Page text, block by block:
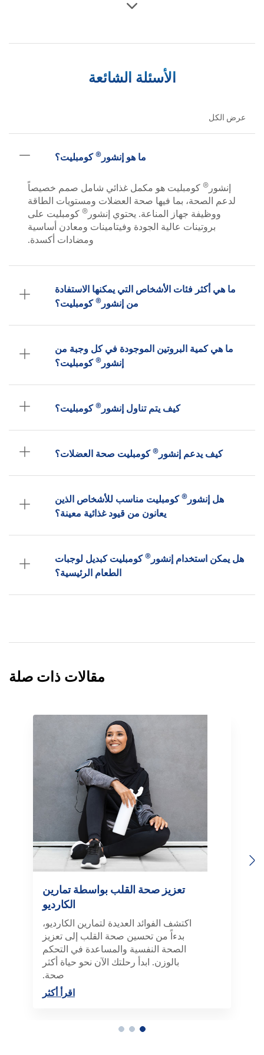
الأسئلة الشائعة
عرض الكل
ما هو إنشور®كومبليت؟
إنشور ® كومبليت هو مكمل غذائي شامل صمم خصيصاً
لدعم الصحة، بما فيها صحة العضلات ومستويات الطاقة
ووظيفة جهاز المناعة. يحتوي إنشور ® كومبليت على
بروتينات عالية الجودة وفيتامينات ومعادن أساسية
ومضادات أكسدة.
ما هي أكثر فئات الأشخاص التي يمكنها الاستفادة
من إنشور®كومبليت؟
ما هي كمية البروتين الموجودة في كل وجبة من
إنشور®كومبليت؟
كيف يتم تناول إنشور®كومبليت؟
كيف يدعم إنشور®كومبليت صحة العضلات؟
هل إنشور®كومبليت مناسب للأشخاص الذين
يعانون من قيود غذائية معينة؟
هل يمكن استخدام إنشور®كومبليت كبديل لوجبات
الطعام الرئيسية؟
مقالات ذات صلة
Previous
تعزيز صحة القلب بواسطة تمارين
الكارديو
اكتشف الفوائد العديدة لتمارين الكارديو،
بدءاً من تحسين صحة القلب إلى تعزيز
الصحة النفسية والمساعدة في التحكم
بالوزن. ابدأ رحلتك الآن نحو حياة أكثر
صحة.
اقرأ أكثر